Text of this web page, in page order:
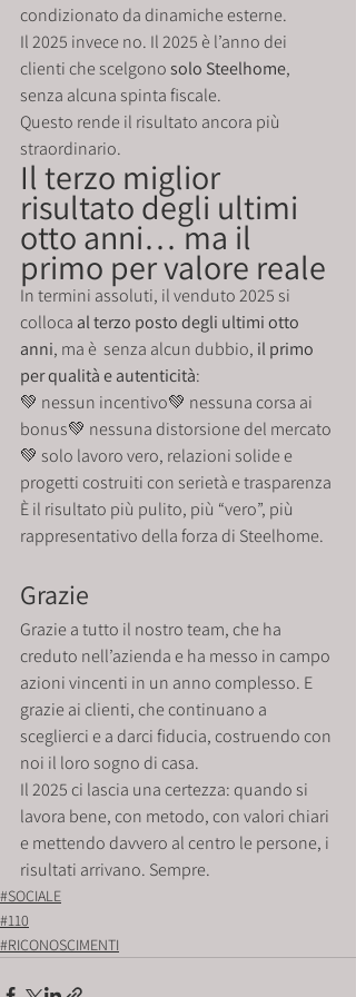
condizionato da dinamiche esterne.
Il 2025 invece no. Il 2025 è l’anno dei
clienti che scelgono solo Steelhome,
senza alcuna spinta fiscale.
Questo rende il risultato ancora più
straordinario.
Il terzo miglior
risultato degli ultimi
otto anni… ma il
primo per valore reale
In termini assoluti, il venduto 2025 si
colloca al terzo posto degli ultimi otto
anni, ma è  senza alcun dubbio, il primo
per qualità e autenticità:
💚 nessun incentivo💚 nessuna corsa ai
bonus💚 nessuna distorsione del mercato
💚 solo lavoro vero, relazioni solide e
progetti costruiti con serietà e trasparenza
È il risultato più pulito, più “vero”, più
rappresentativo della forza di Steelhome.
Grazie
Grazie a tutto il nostro team, che ha
creduto nell’azienda e ha messo in campo
azioni vincenti in un anno complesso. E
grazie ai clienti, che continuano a
sceglierci e a darci fiducia, costruendo con
noi il loro sogno di casa.
Il 2025 ci lascia una certezza: quando si
lavora bene, con metodo, con valori chiari
e mettendo davvero al centro le persone, i
risultati arrivano. Sempre.
#SOCIALE
#110
#RICONOSCIMENTI